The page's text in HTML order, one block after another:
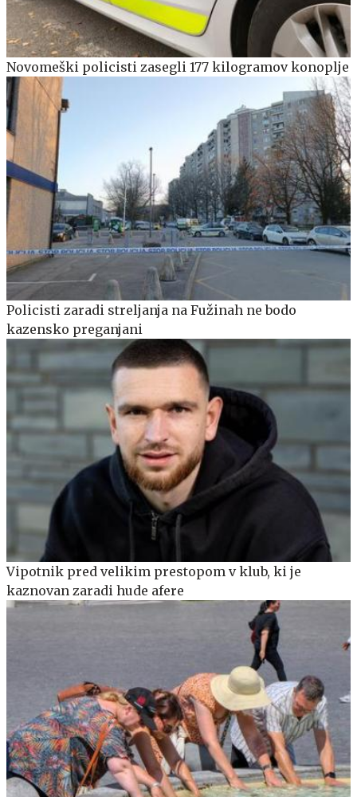
Novomeški policisti zasegli 177 kilogramov konoplje
Policisti zaradi streljanja na Fužinah ne bodo
kazensko preganjani
Vipotnik pred velikim prestopom v klub, ki je
kaznovan zaradi hude afere